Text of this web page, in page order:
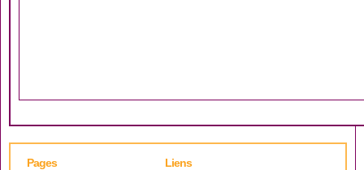
Pages Liens